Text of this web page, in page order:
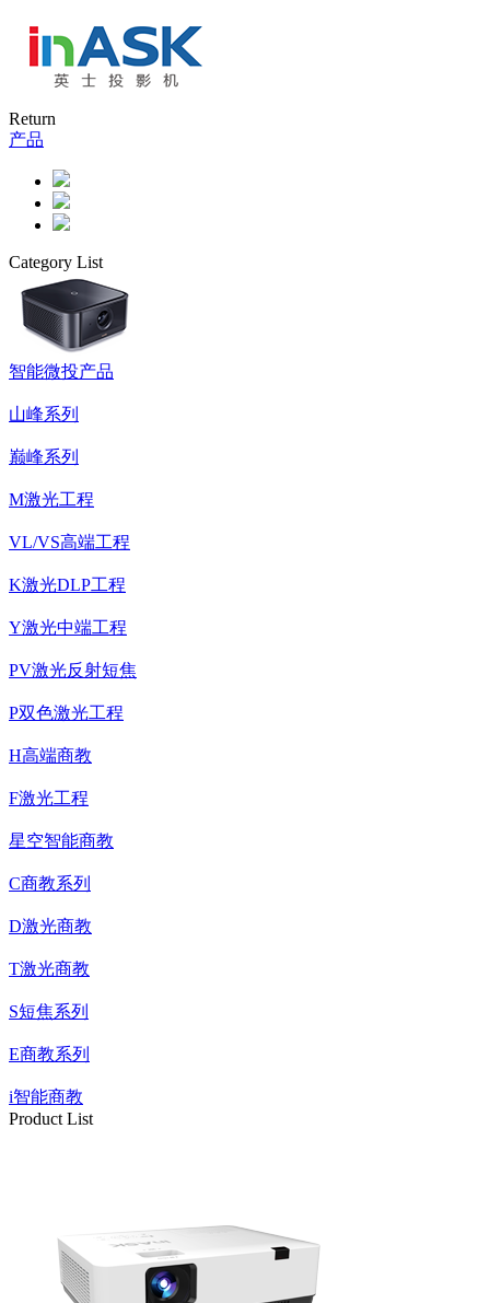
Return
产品
Category List
智能微投产品
山峰系列
巅峰系列
M激光工程
VL/VS高端工程
K激光DLP工程
Y激光中端工程
PV激光反射短焦
P双色激光工程
H高端商教
F激光工程
星空智能商教
C商教系列
D激光商教
T激光商教
S短焦系列
E商教系列
i智能商教
Product List